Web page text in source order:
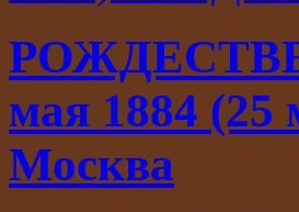
мая 1884 (25
Москва